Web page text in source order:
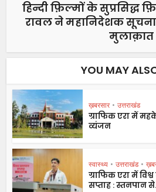
हिन्दी फ़िल्मों के सुप्रसिद्ध
रावल ने महानिदेशक सूचना
मुलाक़ात
YOU MAY
ख़बरसार • उत्तराखंड
ग्राफिक एरा में
व्यंजन
स्वास्थ्य • उत्तराखंड •
ग्राफिक एरा में
सप्ताह : स्तनपान